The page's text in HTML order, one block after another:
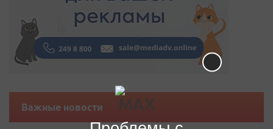
Важные новости